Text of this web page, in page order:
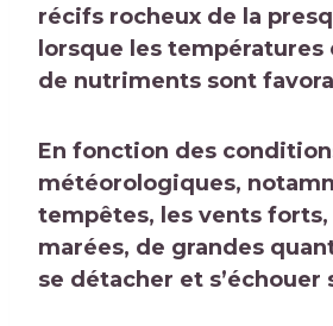
récifs rocheux de la
lorsque les températures
de nutriments sont
En fonction des
météorologiques,
tempêtes, les vents forts,
marées, de grandes
se détacher et s’échouer